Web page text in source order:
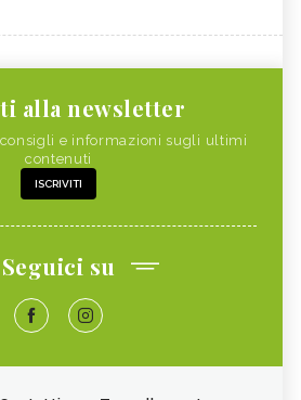
alla newsletter
e informazioni sugli ultimi
contenuti
ISCRIVITI
Seguici su